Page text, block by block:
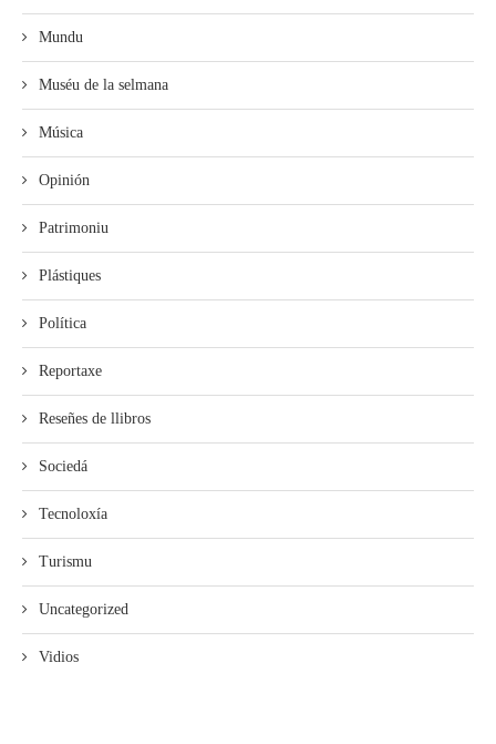
Mundu
Muséu de la selmana
Música
Opinión
Patrimoniu
Plástiques
Política
Reportaxe
Reseñes de llibros
Sociedá
Tecnoloxía
Turismu
Uncategorized
Vidios